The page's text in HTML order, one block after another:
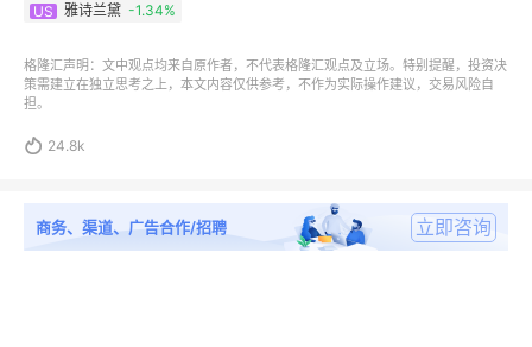
US 雅诗兰黛 -1.34%
格隆汇声明：文中观点均来自原作者，不代表格隆汇观点及立场。特别提醒，投资决
策需建立在独立思考之上，本文内容仅供参考，不作为实际操作建议，交易风险自
担。
 24.8k
商务、渠道、广告合作/招聘 立即咨询